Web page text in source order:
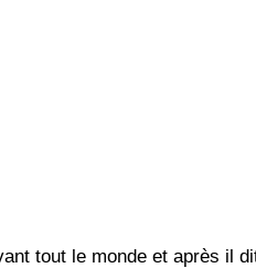
tout le monde et après il